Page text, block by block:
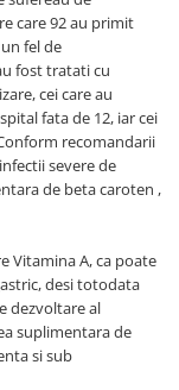
care 92 au primit
fel de
fost tratati cu
cei care au
fata de 12, iar cei
recomandarii
severe de
de beta caroten ,
Vitamina A, ca poate
desi totodata
dezvoltare al
suplimentara de
si sub